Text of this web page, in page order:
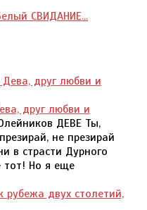
СВИДАНИЕ...
друг любви и
ДЕВЕ Ты,
не презирай
в страсти Дурного
тот! Но я еще